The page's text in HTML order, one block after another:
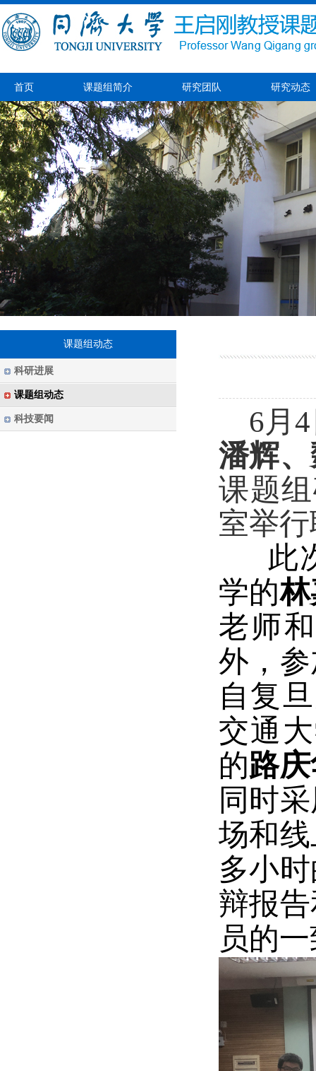
首页 课题组简介 研究团队 研究动态
课题组动态
科研进展
课题组动态
科技要闻 6月4
潘辉
课题
室举
此
学的
老师
外，
自复
交通
的路
同时
场和
多小
辩报
员的